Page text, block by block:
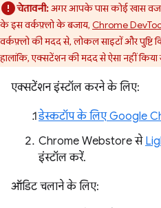
चेतावनी:अगर आपके पास कोई खास
के इस वर्कफ़्लो के बजाय, Chrome
वर्कफ़्लो की मदद से, लोकल साइटों और पुष्टि
हालांकि, एक्सटेंशन की मदद से ऐसा नहीं
एक्सटेंशन इंस्टॉल करने के लिए:
डेस्कटॉप के लिए Google
Chrome Webstore से
इंस्टॉल करें.
ऑडिट चलाने के लिए: